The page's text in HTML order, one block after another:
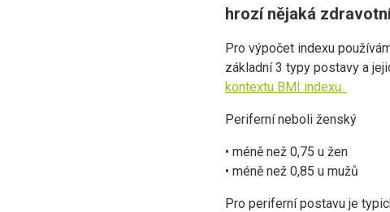
hrozí nějaká
Pro výpočet indexu
základní 3 typy postavy a
kontextu BMI indexu.
Periferní neboli ženský
• méně než 0,75 u žen
• méně než 0,85 u mužů
Pro periferní postavu je